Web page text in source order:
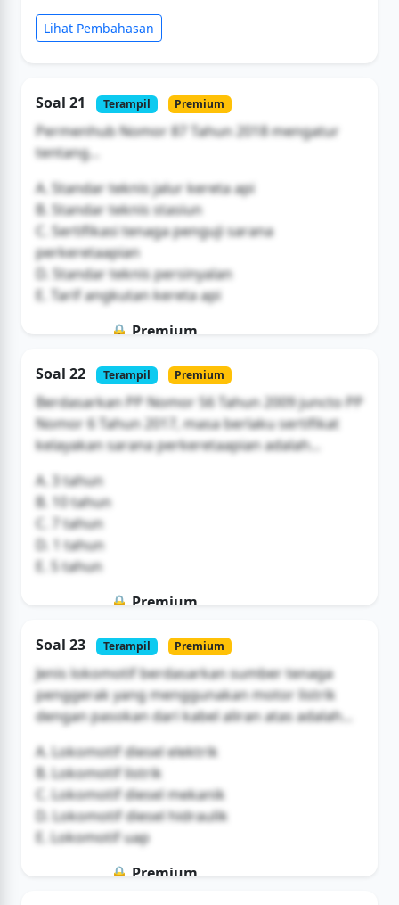
Lihat Pembahasan
Soal 21 Terampil Premium
Permenhub Nomor 87 Tahun 2018 mengatur
tentang...
A. Standar teknis jalur kereta api
B. Standar teknis stasiun
C. Sertifikasi tenaga penguji sarana
perkeretaapian
D. Standar teknis persinyalan
E. Tarif angkutan kereta api
🔒 Premium
Buka Akses
Soal 22 Terampil Premium
Berdasarkan PP Nomor 56 Tahun 2009 juncto PP
Nomor 6 Tahun 2017, masa berlaku sertifikat
kelayakan sarana perkeretaapian adalah...
A. 3 tahun
B. 10 tahun
C. 7 tahun
D. 1 tahun
E. 5 tahun
🔒 Premium
Buka Akses
Soal 23 Terampil Premium
Jenis lokomotif berdasarkan sumber tenaga
penggerak yang menggunakan motor listrik
dengan pasokan dari kabel aliran atas adalah...
A. Lokomotif diesel elektrik
B. Lokomotif listrik
C. Lokomotif diesel mekanik
D. Lokomotif diesel hidraulik
E. Lokomotif uap
🔒 Premium